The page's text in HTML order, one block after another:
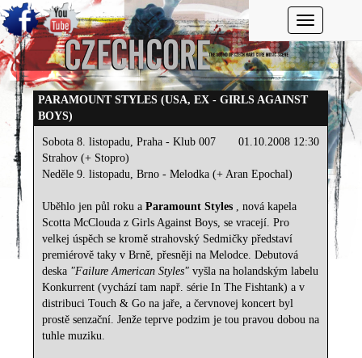
Toggle
PARAMOUNT STYLES (USA, EX - GIRLS AGAINST
BOYS)
01.10.2008 12:30
Sobota 8. listopadu, Praha - Klub 007
Strahov (+ Stopro)
Neděle 9. listopadu, Brno - Melodka (+ Aran Epochal)
Uběhlo jen půl roku aParamount Styles , nová kapela
Scotta McClouda z Girls Against Boys, se vracejí. Pro
velkej úspěch se kromě strahovský Sedmičky představí
premiérově taky v Brně, přesněji na Melodce. Debutová
deska "Failure American Styles" vyšla na holandským labelu
Konkurrent (vychází tam např. série In The Fishtank) a v
distribuci Touch & Go na jaře, a červnovej koncert byl
prostě senzační. Jenže teprve podzim je tou pravou dobou na
tuhle muziku.